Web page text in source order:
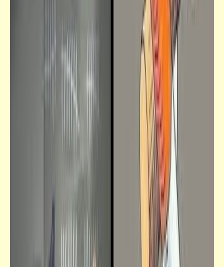
الزمكان_لقاء مع محمد علي
مذبحة القلعة